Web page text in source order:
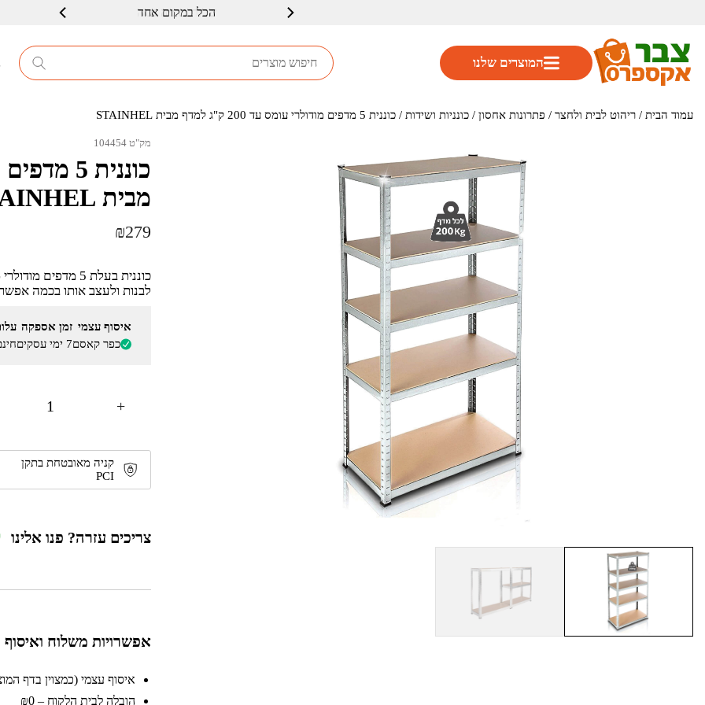
שרות ברמה גבוה
המוצרים שלנו
עמוד הבית / ריהוט לבית ולחצר / פתרונות אחסון / כונניות ושידות / כוננית 5 מדפים מודולרי עומס עד 200 ק"ג למדף מבית STAINHEL
מק"ט 104454
מבית STAINHEL
₪279
לבנות ולעצב אותו בכמה
איסוף עצמי
כפר קאסם
זמן אספקה
7 ימי עסקים
+
קניה מאובטחת בתקן
PCI
צריכים עזרה? פנו אלינו
אפשרויות משלוח ואיסוף
איסוף עצמי (כמצוין בדף
הובלה לבית הלקוח – ₪0